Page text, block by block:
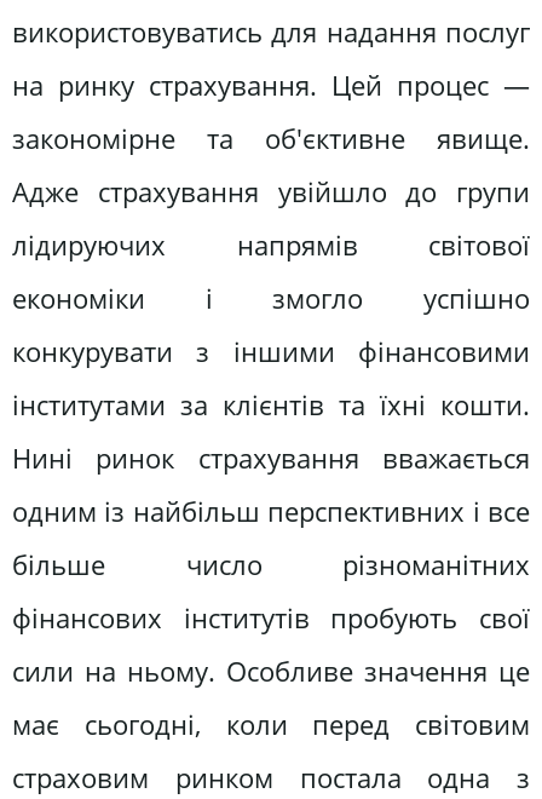
використовуватись для надання послуг
на ринку страхування. Цей процес —
закономірне та об'єктивне явище.
Адже страхування увійшло до групи
лідируючих напрямів світової
економіки і змогло успішно
конкурувати з іншими фінансовими
інститутами за клієнтів та їхні кошти.
Нині ринок страхування вважається
одним із найбільш перспективних і все
більше число різноманітних
фінансових інститутів пробують свої
сили на ньому. Особливе значення це
має сьогодні, коли перед світовим
страховим ринком постала одна з